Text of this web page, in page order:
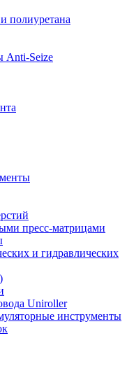
полиуретана
Anti-Seize
пресс-матрицами
и гидравлических
Uniroller
инструменты